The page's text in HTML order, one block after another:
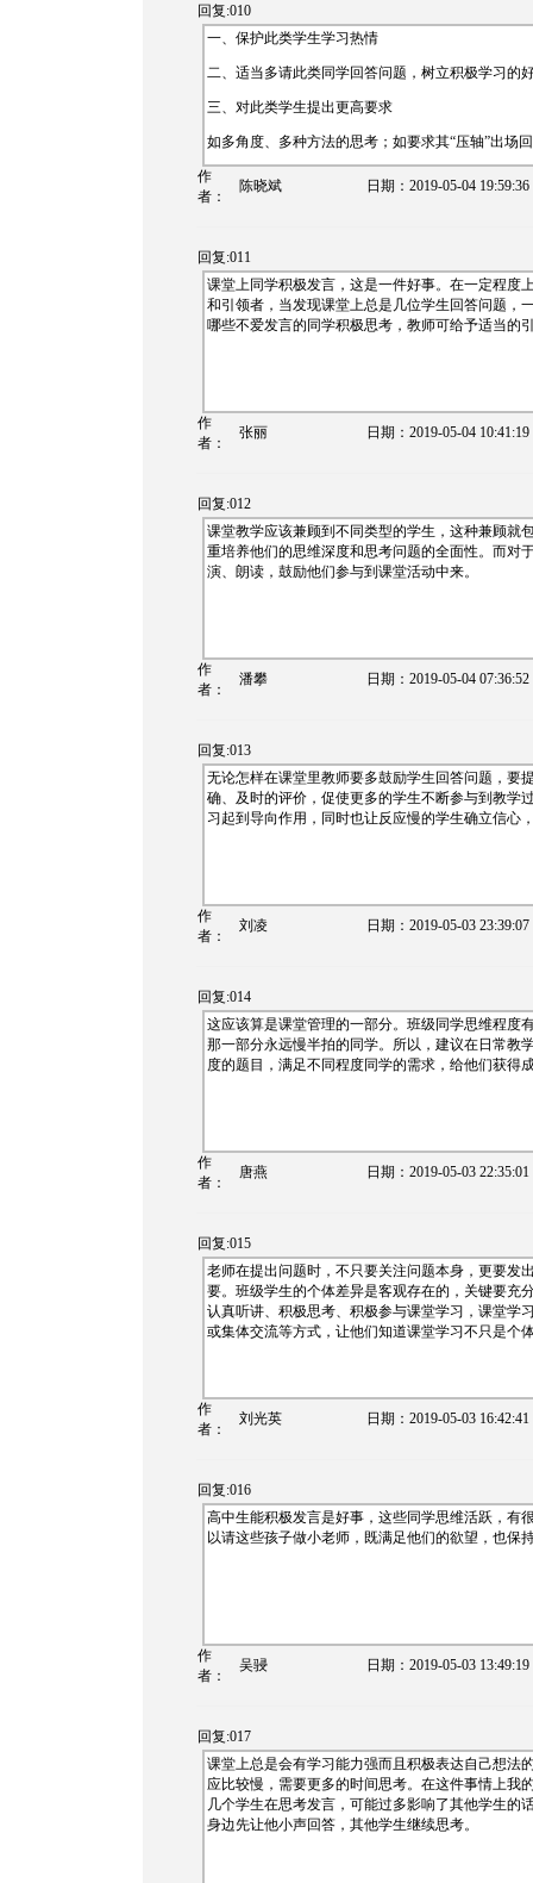
回复:010
一、保护此类学生学习热情
二、适当多请此类同学回答问题，树立积极学习的
三、对此类学生提出更高要求
如多角度、多种方法的思考；如要求其“压轴”出场
作
者：
陈晓斌 日期： 2019-05-04 19:59:36
回复:011
课堂上同学积极发言，这是一件好事。在一定程度
和引领者，当发现课堂上总是几位学生回答问题，
哪些不爱发言的同学积极思考，教师可给予适当的
作
者：
张丽 日期： 2019-05-04 10:41:19
回复:012
课堂教学应该兼顾到不同类型的学生，这种兼顾就
重培养他们的思维深度和思考问题的全面性。而对
演、朗读，鼓励他们参与到课堂活动中来。
作
者：
潘攀 日期： 2019-05-04 07:36:52
回复:013
无论怎样在课堂里教师要多鼓励学生回答问题，要
确、及时的评价，促使更多的学生不断参与到教学
习起到导向作用，同时也让反应慢的学生确立信心
作
者：
刘凌 日期： 2019-05-03 23:39:07
回复:014
这应该算是课堂管理的一部分。班级同学思维程度
那一部分永远慢半拍的同学。所以，建议在日常教
度的题目，满足不同程度同学的需求，给他们获得
作
者：
唐燕 日期： 2019-05-03 22:35:01
回复:015
老师在提出问题时，不只要关注问题本身，更要发
要。班级学生的个体差异是客观存在的，关键要充
认真听讲、积极思考、积极参与课堂学习，课堂学
或集体交流等方式，让他们知道课堂学习不只是个
作
者：
刘光英 日期： 2019-05-03 16:42:41
回复:016
高中生能积极发言是好事，这些同学思维活跃，有
以请这些孩子做小老师，既满足他们的欲望，也保
作
者：
吴骎 日期： 2019-05-03 13:49:19
回复:017
课堂上总是会有学习能力强而且积极表达自己想法
应比较慢，需要更多的时间思考。在这件事情上我
几个学生在思考发言，可能过多影响了其他学生的
身边先让他小声回答，其他学生继续思考。